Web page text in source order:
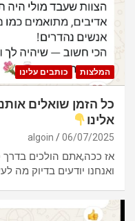
המלצות כותבים עלינו
כל הזמן שואלים
אלינו
06/07/2025
algoin
אז ככה,אתם הולכים
ואנחנו יודעים בדיוק מה